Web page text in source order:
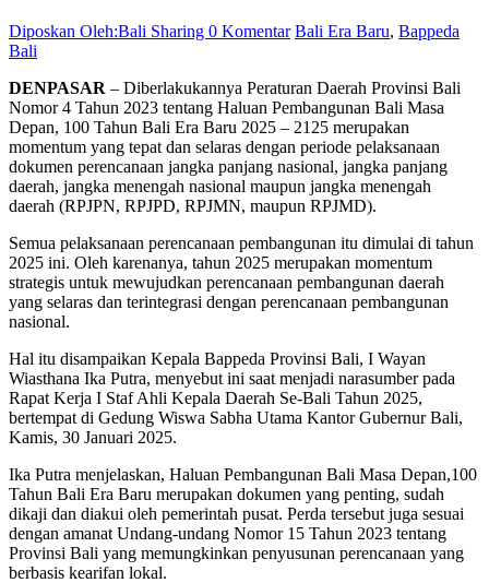
Diposkan Oleh:Bali Sharing 0 Komentar Bali Era Baru, Bappeda
Bali
DENPASAR – Diberlakukannya Peraturan Daerah Provinsi Bali
Nomor 4 Tahun 2023 tentang Haluan Pembangunan Bali Masa
Depan, 100 Tahun Bali Era Baru 2025 – 2125 merupakan
momentum yang tepat dan selaras dengan periode pelaksanaan
dokumen perencanaan jangka panjang nasional, jangka panjang
daerah, jangka menengah nasional maupun jangka menengah
daerah (RPJPN, RPJPD, RPJMN, maupun RPJMD).
Semua pelaksanaan perencanaan pembangunan itu dimulai di tahun
2025 ini. Oleh karenanya, tahun 2025 merupakan momentum
strategis untuk mewujudkan perencanaan pembangunan daerah
yang selaras dan terintegrasi dengan perencanaan pembangunan
nasional.
Hal itu disampaikan Kepala Bappeda Provinsi Bali, I Wayan
Wiasthana Ika Putra, menyebut ini saat menjadi narasumber pada
Rapat Kerja I Staf Ahli Kepala Daerah Se-Bali Tahun 2025,
bertempat di Gedung Wiswa Sabha Utama Kantor Gubernur Bali,
Kamis, 30 Januari 2025.
Ika Putra menjelaskan, Haluan Pembangunan Bali Masa Depan,100
Tahun Bali Era Baru merupakan dokumen yang penting, sudah
dikaji dan diakui oleh pemerintah pusat. Perda tersebut juga sesuai
dengan amanat Undang-undang Nomor 15 Tahun 2023 tentang
Provinsi Bali yang memungkinkan penyusunan perencanaan yang
berbasis kearifan lokal.